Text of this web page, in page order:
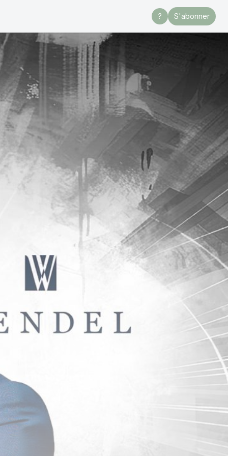
? S'abonner